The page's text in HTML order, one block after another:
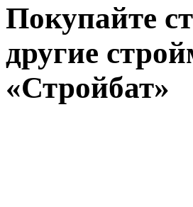
Покупайте
другие
«Стройбат»